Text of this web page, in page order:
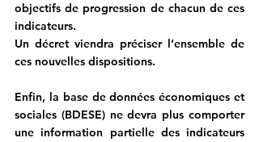
objectifs de progression de chacun de ces
indicateurs.
Un décret viendra préciser l’ensemble de
ces nouvelles dispositions.
Enfin, la base de données économiques et
sociales (BDESE) ne devra plus comporter
une information partielle des indicateurs